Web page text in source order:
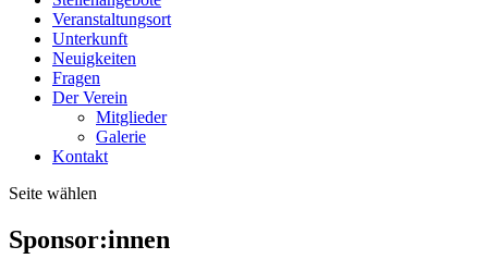
Veranstaltungsort
Unterkunft
Neuigkeiten
Fragen
Der Verein
Mitglieder
Galerie
Kontakt
Seite wählen
Sponsor:innen